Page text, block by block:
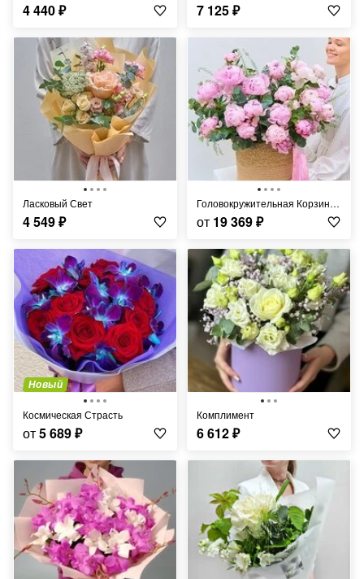
4 440₽ 7 125₽
Ласковый Свет
4 549₽
Головокружительная Корзина Пионов
от 19 369₽
Новый
Космическая Страсть
от5 689₽
Комплимент
6 612₽